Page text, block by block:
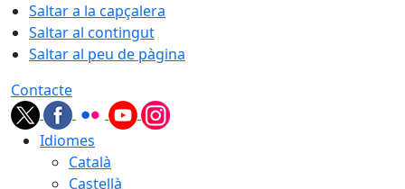
Saltar a la capçalera
Saltar al contingut
Saltar al peu de pàgina
Contacte
Idiomes
Català
Castellà